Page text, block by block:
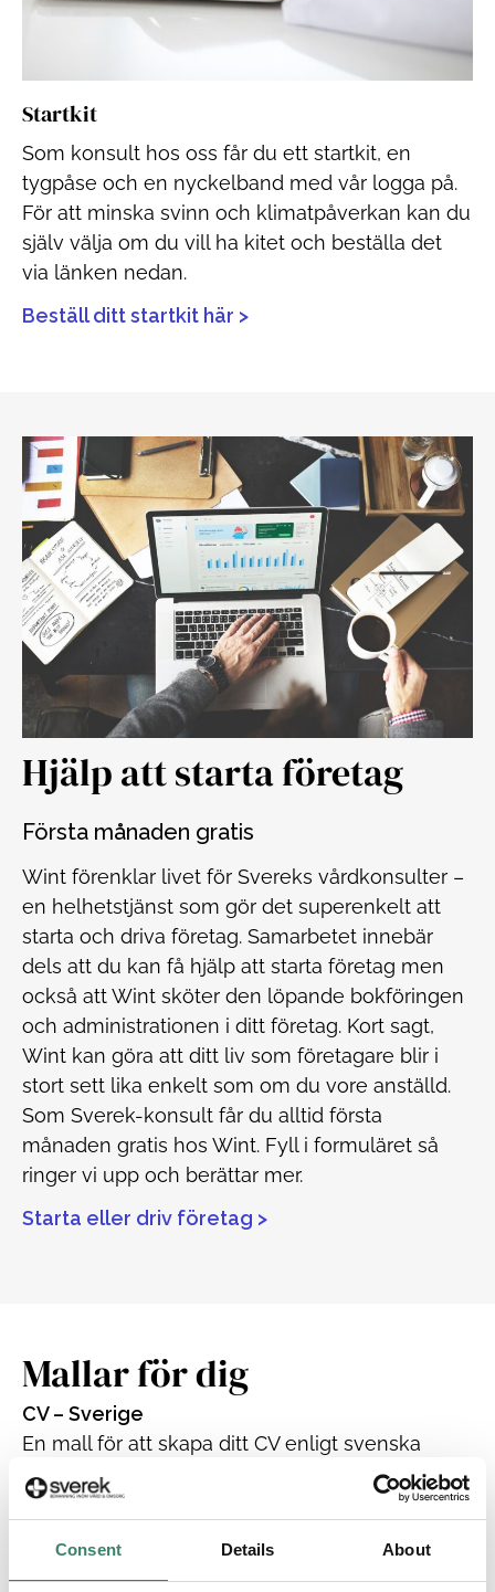
Consent Details About
Startkit
Som konsult hos oss får du ett startkit, en
tygpåse och en nyckelband med vår logga på.
För att minska svinn och klimatpåverkan kan du
själv välja om du vill ha kitet och beställa det
via länken nedan.
Beställ ditt startkit här >
Hjälp att starta företag
Första månaden gratis
Wint förenklar livet för Svereks vårdkonsulter –
en helhetstjänst som gör det superenkelt att
starta och driva företag. Samarbetet innebär
dels att du kan få hjälp att starta företag men
också att Wint sköter den löpande bokföringen
och administrationen i ditt företag. Kort sagt,
Wint kan göra att ditt liv som företagare blir i
stort sett lika enkelt som om du vore anställd.
Som Sverek-konsult får du alltid första
månaden gratis hos Wint. Fyll i formuläret så
ringer vi upp och berättar mer.
Starta eller driv företag >
Mallar för dig
CV – Sverige
En mall för att skapa ditt CV enligt svenska
standarder. Perfekt för att presentera din
erfarenhet och kompetens för potentiella